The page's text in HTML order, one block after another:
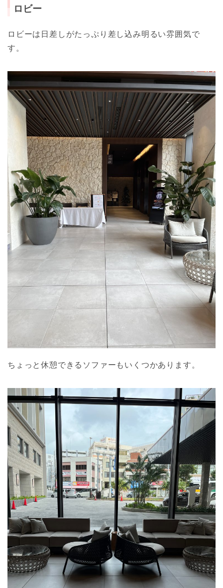
ロビー
ロビーは日差しがたっぷり差し込み明るい雰囲気で
す。
ちょっと休憩できるソファーもいくつかあります。